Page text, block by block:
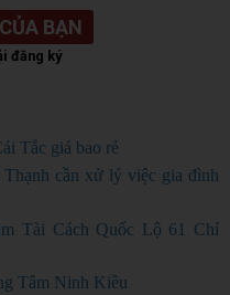
BẠN
đăng ký
Tắc giá bao rẻ
cần xử lý việc gia đình
Tài Cách Quốc Lộ 61 Chỉ
Tâm Ninh Kiều